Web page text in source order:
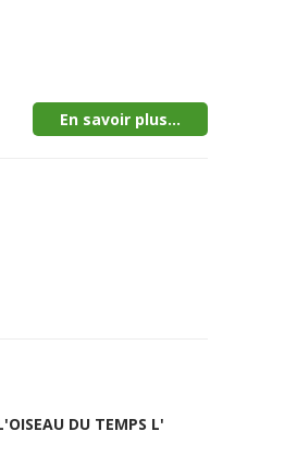
En savoir plus...
DU TEMPS L'